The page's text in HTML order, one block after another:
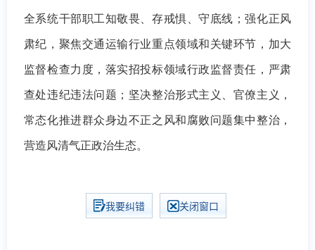
全系统干部职工知敬畏、存戒惧、守底线；强化正风
肃纪，聚焦交通运输行业重点领域和关键环节，加大
监督检查力度，落实招投标领域行政监督责任，严肃
查处违纪违法问题；坚决整治形式主义、官僚主义，
常态化推进群众身边不正之风和腐败问题集中整治，
营造风清气正政治生态。
我要纠错 关闭窗口